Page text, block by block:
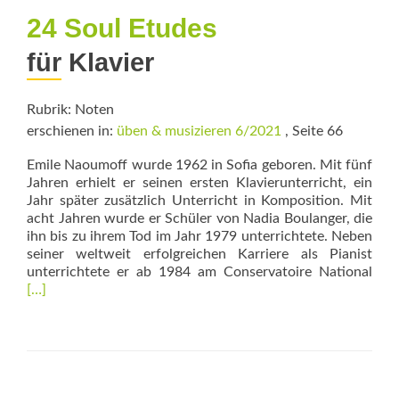
24 Soul Etudes
für Klavier
Rubrik: Noten
erschienen in: üben & musizieren 6/2021 , Seite 66
Emile Naoumoff wurde 1962 in Sofia geboren. Mit fünf
Jahren erhielt er seinen ersten Klavierunterricht, ein
Jahr später zusätzlich Unterricht in Komposition. Mit
acht Jahren wurde er Schüler von Nadia Boulanger, die
ihn bis zu ihrem Tod im Jahr 1979 unterrichtete. Neben
seiner weltweit erfolgreichen Karriere als Pianist
unterrichtete er ab 1984 am Conservatoire National
[…]